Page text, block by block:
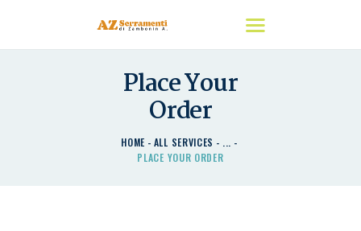
Place Your
Order
HOME ALL SERVICES
...
PLACE YOUR ORDER
I NOSTRI PRODOTTI
DETRAZIONI